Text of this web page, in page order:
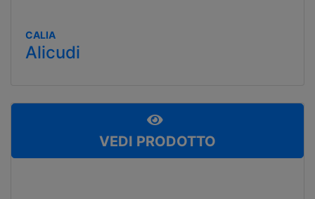
CALIA
Alicudi
VEDI PRODOTTO